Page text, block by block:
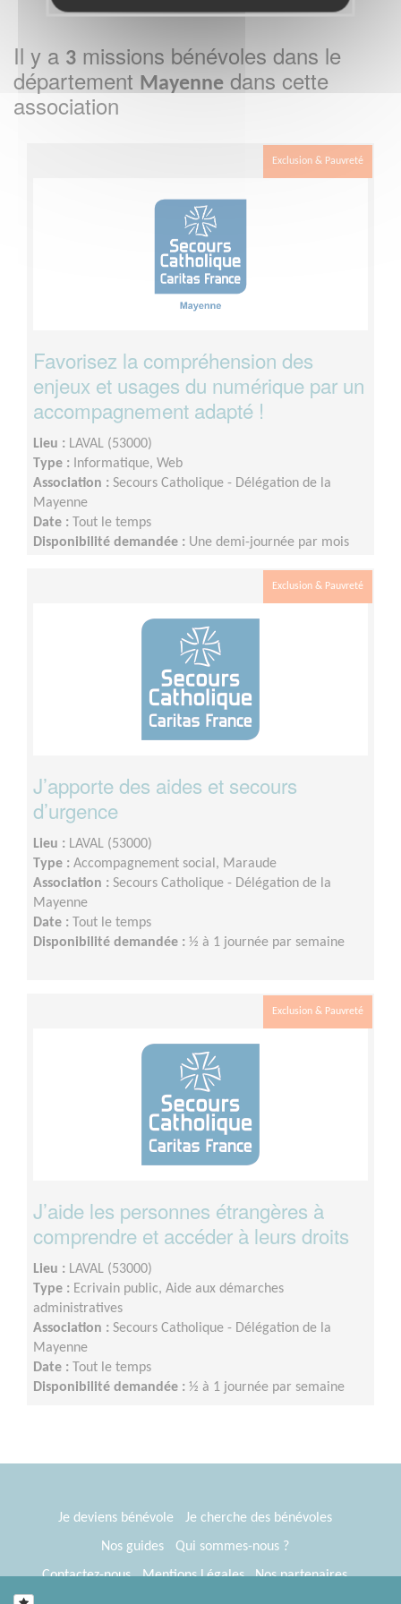
Il y a 3 missions bénévoles dans le
département Mayenne dans cette
association
Exclusion & Pauvreté
Favorisez la compréhension des
enjeux et usages du numérique par un
accompagnement adapté !
Lieu : LAVAL (53000)
Type :
Informatique, Web
Association : Secours Catholique - Délégation de la
Mayenne
Date :
Tout le temps
Disponibilité demandée : Une demi-journée par mois
Exclusion & Pauvreté
J’apporte des aides et secours
d’urgence
Lieu : LAVAL (53000)
Type : Accompagnement social, Maraude
Association : Secours Catholique - Délégation de la
Mayenne
Date :
Tout le temps
Disponibilité demandée : ½ à 1 journée par semaine
Exclusion & Pauvreté
J’aide les personnes étrangères à
comprendre et accéder à leurs droits
Lieu : LAVAL (53000)
Type : Ecrivain public, Aide aux démarches
administratives
Association : Secours Catholique - Délégation de la
Mayenne
Date :
Tout le temps
Disponibilité demandée : ½ à 1 journée par semaine
Je deviens bénévole
Je cherche des bénévoles
Nos guides
Qui sommes-nous ?
Contactez-nous
Mentions Légales
Nos partenaires